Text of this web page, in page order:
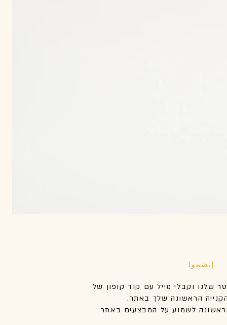
إنضموا
שלנו וקבלי מייל עם קוד קופון של
לשמוע על המבצעים באתר